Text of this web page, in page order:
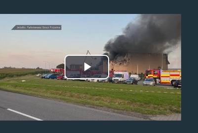
Odtwórz
wideo